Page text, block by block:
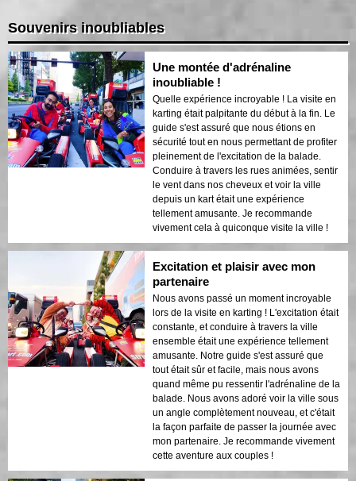
Souvenirs inoubliables
Une montée d'adrénaline
inoubliable !
Quelle expérience incroyable ! La visite en
karting était palpitante du début à la fin. Le
guide s'est assuré que nous étions en
sécurité tout en nous permettant de profiter
pleinement de l'excitation de la balade.
Conduire à travers les rues animées, sentir
le vent dans nos cheveux et voir la ville
depuis un kart était une expérience
tellement amusante. Je recommande
vivement cela à quiconque visite la ville !
Excitation et plaisir avec mon
partenaire
Nous avons passé un moment incroyable
lors de la visite en karting ! L'excitation était
constante, et conduire à travers la ville
ensemble était une expérience tellement
amusante. Notre guide s'est assuré que
tout était sûr et facile, mais nous avons
quand même pu ressentir l'adrénaline de la
balade. Nous avons adoré voir la ville sous
un angle complètement nouveau, et c'était
la façon parfaite de passer la journée avec
mon partenaire. Je recommande vivement
cette aventure aux couples !